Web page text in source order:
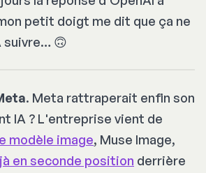
petit doigt me dit que ça ne
suivre… 🙃
. Meta rattraperait enfin son
IA ? L'entreprise vient de
modèle image, Muse Image,
en seconde position derrière